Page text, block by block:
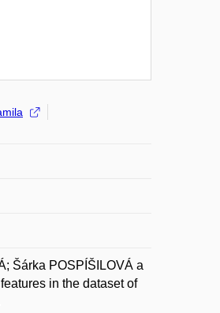
Šárka POSPÍŠILOVÁ a
in the dataset of